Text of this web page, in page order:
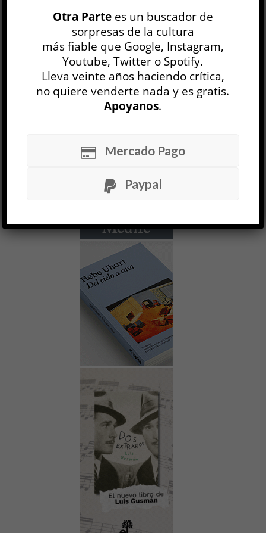
Otra Partees un buscador de
sorpresas de la cultura
más fiable que Google, Instagram,
Youtube, Twitter o Spotify.
Lleva veinte años haciendo crítica,
no quiere venderte nada y es gratis.
Apoyanos.
Mercado Pago
Paypal